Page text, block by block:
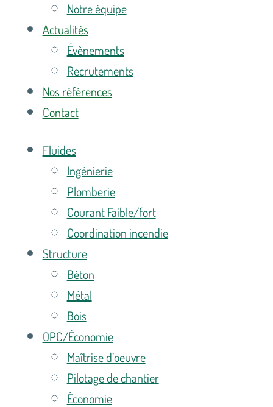
Notre équipe
Actualités
Évènements
Recrutements
Nos références
Contact
Fluides
Ingénierie
Plomberie
Courant Faible/fort
Coordination incendie
Structure
Béton
Métal
Bois
OPC/Économie
Maîtrise d’oeuvre
Pilotage de chantier
Économie